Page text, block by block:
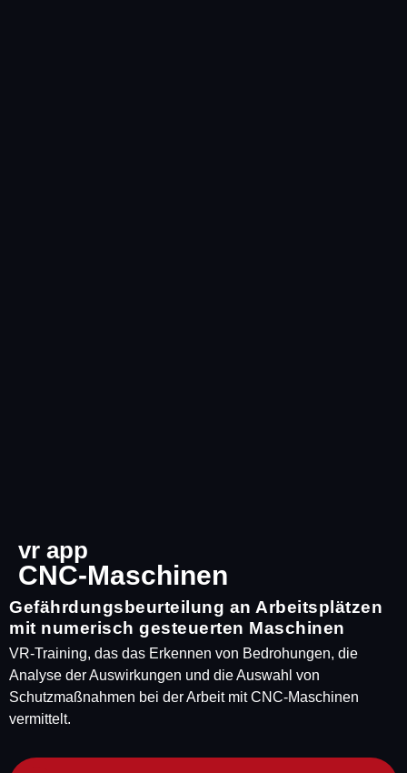
vr app
CNC-Maschinen
Gefährdungsbeurteilung an Arbeitsplätzen
mit numerisch gesteuerten Maschinen
VR-Training, das das Erkennen von Bedrohungen, die
Analyse der Auswirkungen und die Auswahl von
Schutzmaßnahmen bei der Arbeit mit CNC-Maschinen
vermittelt.